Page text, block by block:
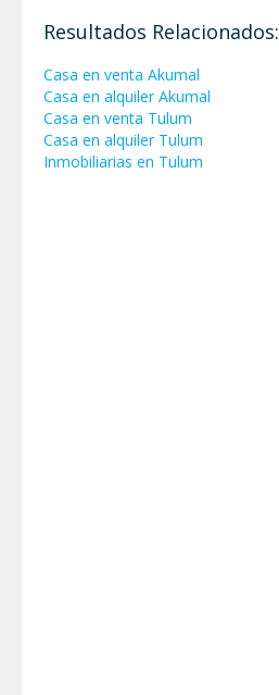
Resultados Relacionados:
Casa en venta Akumal
Casa en alquiler Akumal
Casa en venta Tulum
Casa en alquiler Tulum
Inmobiliarias en Tulum